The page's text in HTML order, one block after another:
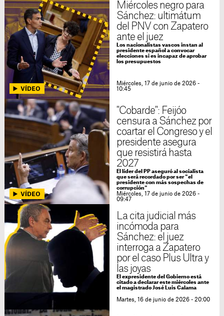
Miércoles negro para
Sánchez: ultimátum
del PNV con Zapatero
ante el juez
Los nacionalistas vascos instan al
presidente español a convocar
elecciones si es incapaz de aprobar
los presupuestos
Miércoles, 17 de junio de 2026 -
10:45
"Cobarde": Feijóo
censura a Sánchez por
coartar el Congreso y el
presidente asegura
que resistirá hasta
2027
El líder del PP aseguró al socialista
que será recordado por ser "el
presidente con más sospechas de
corrupción"
Miércoles, 17 de junio de 2026 -
09:47
La cita judicial más
incómoda para
Sánchez: el juez
interroga a Zapatero
por el caso Plus Ultra y
las joyas
El expresidente del Gobierno está
citado a declarar este miércoles ante
el magistrado José Luis Calama
Martes, 16 de junio de 2026 - 20:00